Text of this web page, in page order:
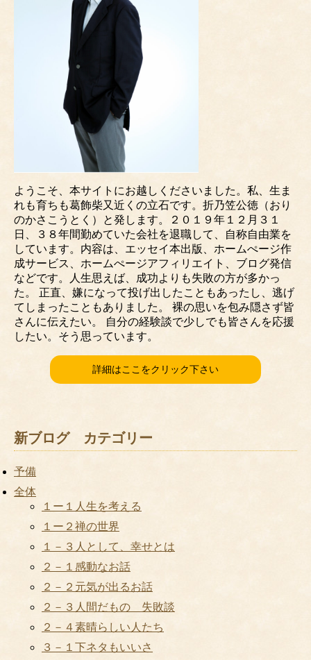
ようこそ、本サイトにお越しくださいました。私、生ま
れも育ちも葛飾柴又近くの立石です。折乃笠公徳（おり
のかさこうとく）と発します。２０１９年１２月３１
日、３８年間勤めていた会社を退職して、自称自由業を
しています。内容は、エッセイ本出版、ホームぺージ作
成サービス、ホームぺージアフィリエイト、ブログ発信
などです。人生思えば、成功よりも失敗の方が多かっ
た。 正直、嫌になって投げ出したこともあったし、逃げ
てしまったこともありました。 裸の思いを包み隠さず皆
さんに伝えたい。 自分の経験談で少しでも皆さんを応援
したい。そう思っています。
詳細はここをクリック下さい
新ブログ カテゴリー
予備
全体
１ー１人生を考える
１ー２禅の世界
１－３人として、幸せとは
２－１感動なお話
２－２元気が出るお話
２－３人間だもの 失敗談
２－４素晴らしい人たち
３－１下ネタもいいさ